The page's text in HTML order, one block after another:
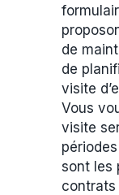
de
de
visite
Vous
visite
sont les
contrats